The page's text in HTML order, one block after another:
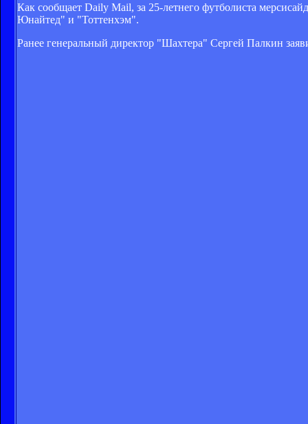
Как сообщает Daily Mail, за 25-летнего футболиста
Юнайтед" и "Тоттенхэм".
Ранее генеральный директор "Шахтера" Сергей Палкин